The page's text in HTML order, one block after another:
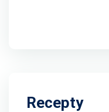
Recepty